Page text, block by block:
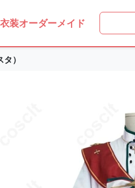
装オーダーメイド
）